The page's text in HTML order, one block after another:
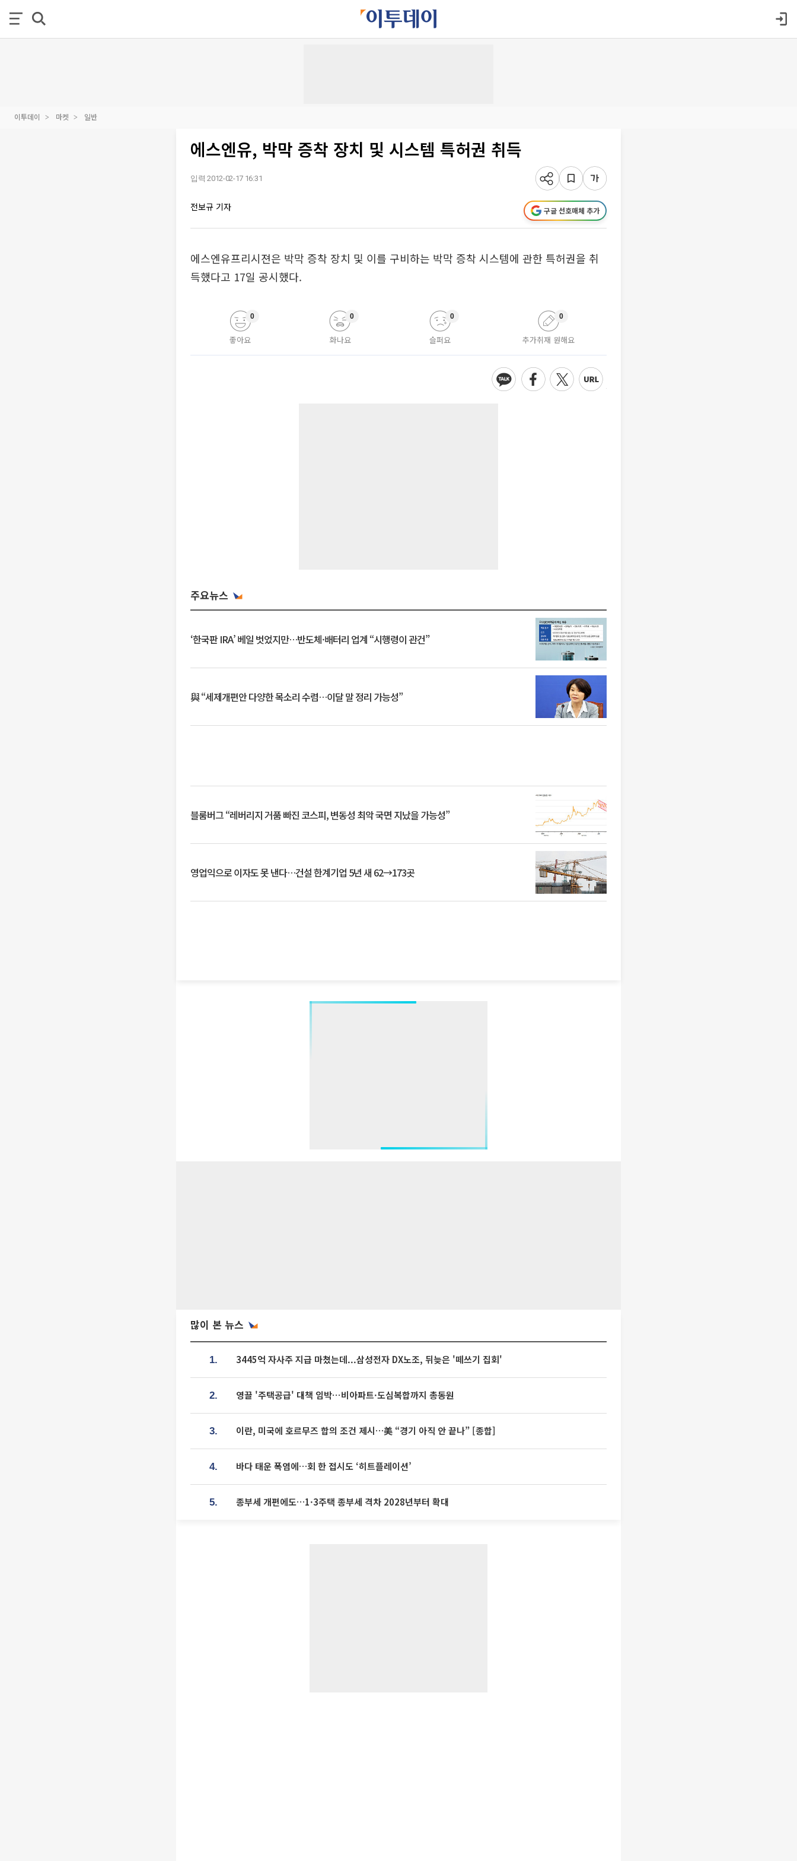
이투데이 마켓 일반
에스엔유, 박막 증착 장치 및 시스템 특허권 취득
입력 2012-02-17 16:31
전보규 기자 구글 선호매체 추가
에스엔유프리시젼은 박막 증착 장치 및 이를 구비하는 박막 증착 시스템에 관한 특허권을 취
득했다고 17일 공시했다.
좋아요
0
화나요
0
슬퍼요
0
추가취재 원해요
0
주요뉴스
‘한국판 IRA’ 베일 벗었지만…반도체·배터리 업계 “시행령이 관건”
與 “세제개편안 다양한 목소리 수렴…이달 말 정리 가능성”
블룸버그 “레버리지 거품 빠진 코스피, 변동성 최악 국면 지났을 가능성”
영업익으로 이자도 못 낸다…건설 한계기업 5년 새 62→173곳
많이 본 뉴스
1. 3445억 자사주 지급 마쳤는데...삼성전자 DX노조, 뒤늦은 '떼쓰기 집회'
2. 영끌 '주택공급' 대책 임박⋯비아파트·도심복합까지 총동원
3. 이란, 미국에 호르무즈 합의 조건 제시…美 “경기 아직 안 끝나” [종합]
4. 바다 태운 폭염에…회 한 접시도 ‘히트플레이션’
5. 종부세 개편에도…1·3주택 종부세 격차 2028년부터 확대